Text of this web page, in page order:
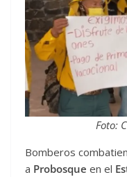
Foto:
Bomberos
a Probosque en el